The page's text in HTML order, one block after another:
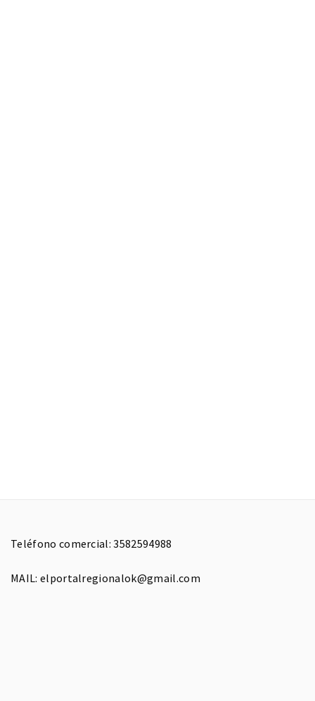
Teléfono comercial: 3582594988
MAIL: elportalregionalok@gmail.com